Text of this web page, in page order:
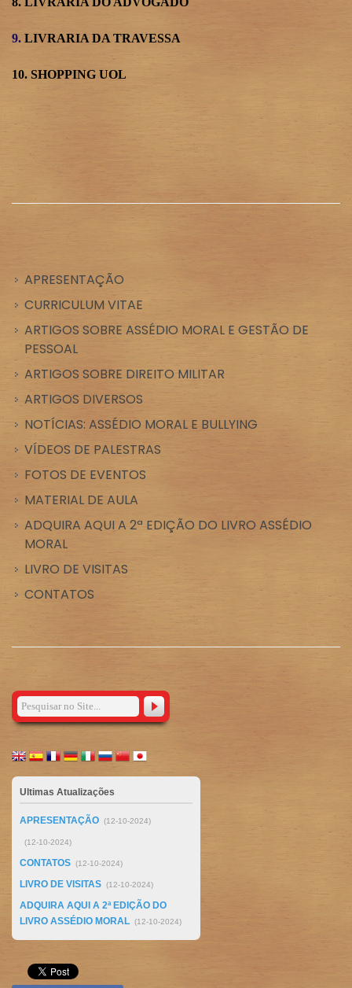
9. LIVRARIA DA TRAVESSA
10. SHOPPING UOL
APRESENTAÇÃO
CURRICULUM VITAE
ARTIGOS SOBRE ASSÉDIO MORAL E GESTÃO DE
PESSOAL
ARTIGOS SOBRE DIREITO MILITAR
ARTIGOS DIVERSOS
NOTÍCIAS: ASSÉDIO MORAL E BULLYING
VÍDEOS DE PALESTRAS
FOTOS DE EVENTOS
MATERIAL DE AULA
ADQUIRA AQUI A 2ª EDIÇÃO DO LIVRO ASSÉDIO
MORAL
LIVRO DE VISITAS
CONTATOS
Ultimas Atualizações
APRESENTAÇÃO (12-10-2024)
(12-10-2024)
CONTATOS (12-10-2024)
LIVRO DE VISITAS (12-10-2024)
ADQUIRA AQUI A 2ª EDIÇÃO DO
LIVRO ASSÉDIO MORAL (12-10-2024)